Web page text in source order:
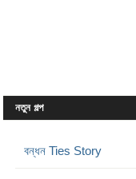
নতুন গল্প
বন্ধন Ties Story